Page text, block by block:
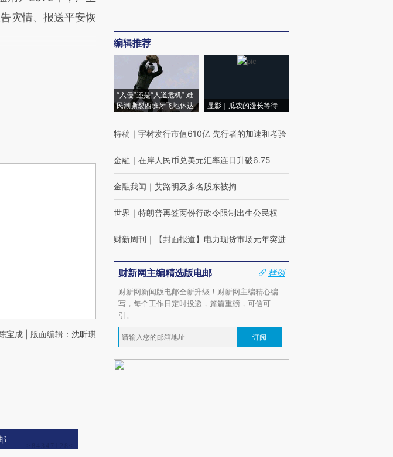
灾情、报送平安恢
宝成 | 版面编辑：沈昕琪
编辑推荐
“入侵”还是“人道危机” 难
民潮撕裂西班牙飞地休达
显影｜瓜农的漫长等待
特稿 ｜ 宇树发行市值610亿 先行者的加速和考验
金融 ｜ 在岸人民币兑美元汇率连日升破6.75
金融我闻 ｜ 艾路明及多名股东被拘
世界 ｜ 特朗普再签两份行政令限制出生公民权
财新周刊 ｜ 【封面报道】电力现货市场元年突进
财新网主编精选版电邮
样例
财新网新闻版电邮全新升级！财新网主编精心编
写，每个工作日定时投递，篇篇重磅，可信可
引。
订阅